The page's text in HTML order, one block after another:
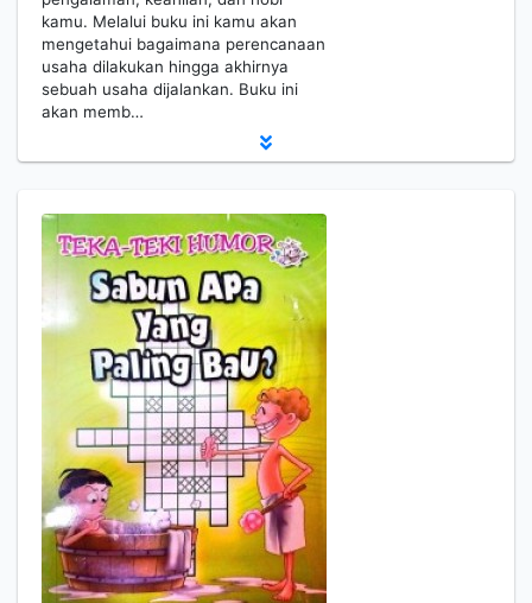
kamu. Melalui buku ini kamu akan
mengetahui bagaimana perencanaan
usaha dilakukan hingga akhirnya
sebuah usaha dijalankan. Buku ini
akan memb…